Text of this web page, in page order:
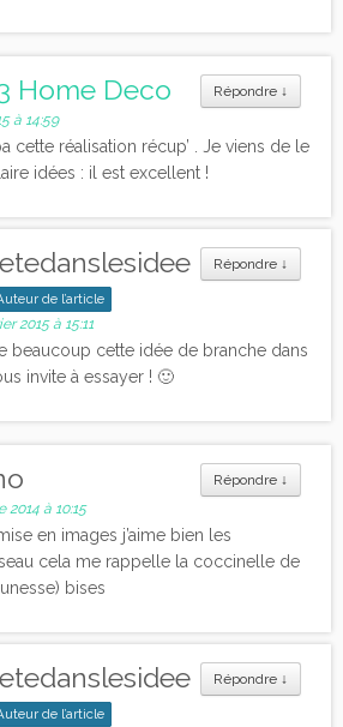
Répondre ↓
Home Deco
à 14:59
cette réalisation récup’ . Je viens de le
idées : il est excellent !
Répondre ↓
de l’article
2015 à 15:11
beaucoup cette idée de branche dans
invite à essayer ! 🙂
Répondre ↓
2014 à 10:15
en images j’aime bien les
cela me rappelle la coccinelle de
bises
Répondre ↓
de l’article